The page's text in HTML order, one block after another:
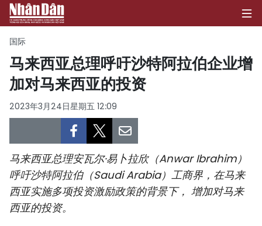
首页
政治
经济
社会
环保
国际
马来西亚总理呼吁沙特阿拉伯企业增
加对马来西亚的投资
2023年3月24日星期五 12:09
马来西亚总理安瓦尔·易卜拉欣（Anwar Ibrahim）
呼吁沙特阿拉伯（Saudi Arabia）工商界，在马来
西亚实施多项投资激励政策的背景下， 增加对马来
西亚的投资。